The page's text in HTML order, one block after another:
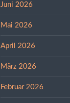
Juni 2026
Mai 2026
April 2026
März 2026
Februar 2026